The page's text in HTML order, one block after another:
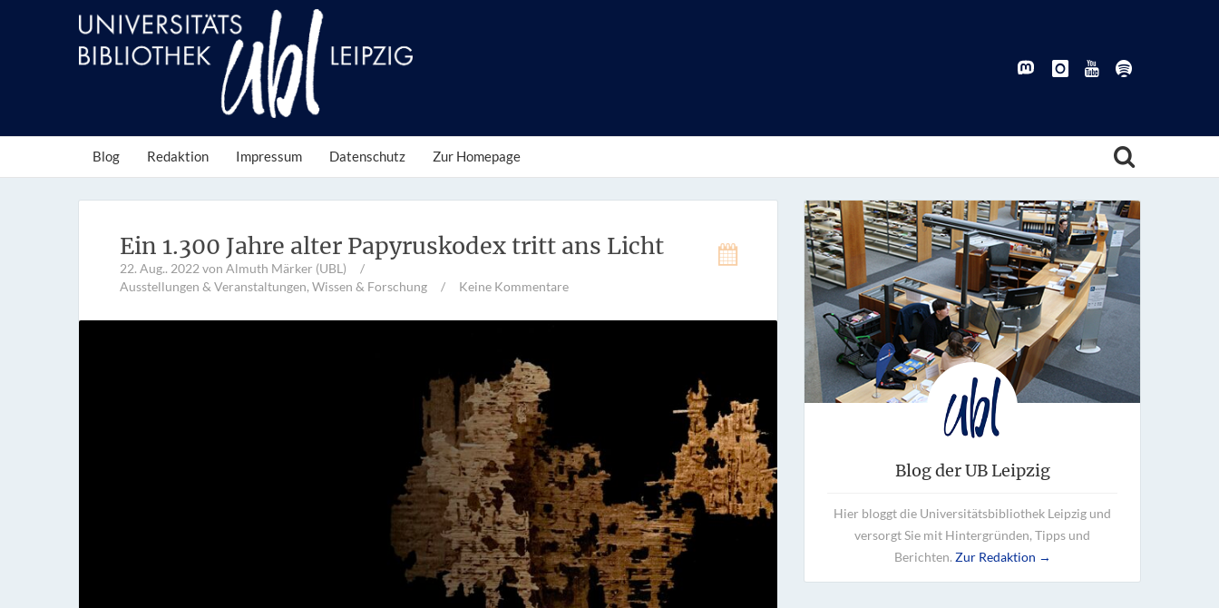
Blog Redaktion Impressum Datenschutz Zur Homepage
Ein 1.300 Jahre alter Papyruskodex tritt ans Licht
22. Aug.. 2022 von Almuth Märker (UBL)
/
Ausstellungen & Veranstaltungen, Wissen & Forschung / Keine Kommentare
Blog der UB Leipzig
Hier bloggt die Universitätsbibliothek Leipzig und
versorgt Sie mit Hintergründen, Tipps und
Berichten. Zur Redaktion →